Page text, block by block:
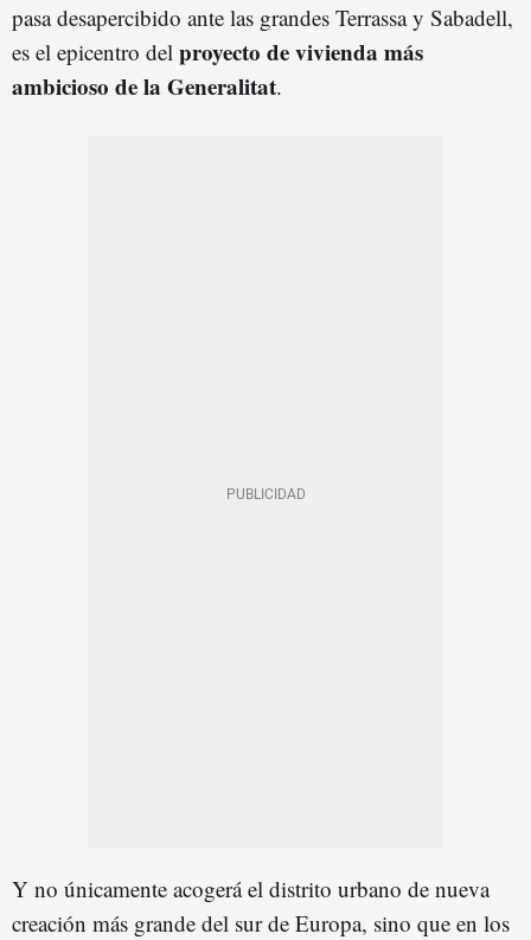
pasa desapercibido ante las grandes Terrassa y Sabadell,
es el epicentro del proyecto de vivienda más
ambicioso de la Generalitat.
Y no únicamente acogerá el distrito urbano de nueva
creación más grande del sur de Europa, sino que en los